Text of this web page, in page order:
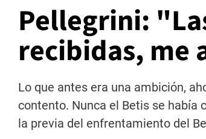
Pellegrini:
recibidas, me
Lo que antes era una ambición,
contento. Nunca el Betis se había
la previa del enfrentamiento del